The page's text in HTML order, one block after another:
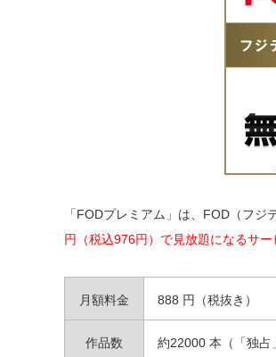
「FODプレミアム」は、FOD（フ
円（税込976円）で見放題になるサー
月額料金 888 円（税抜き）
作品数 約22000 本（「独占